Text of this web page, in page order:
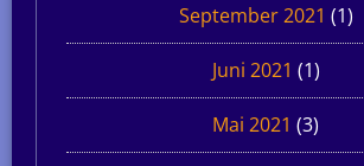
September 2021 (1)
Juni 2021 (1)
Mai 2021 (3)